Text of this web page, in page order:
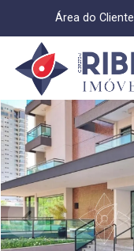
Área do Cliente